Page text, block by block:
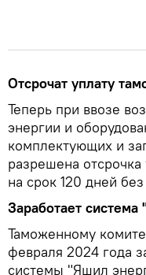
Отсрочат уплату
Теперь при ввозе
энергии и
комплектующих и
разрешена
на срок 120 дней
Заработает система
Таможенному
февраля 2024 года
системы "Яшил